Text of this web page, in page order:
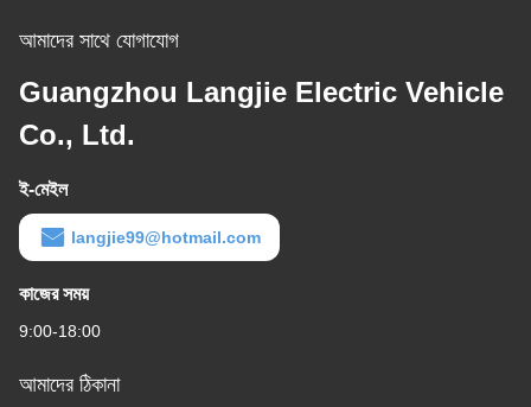
আমাদের সাথে যোগাযোগ
Guangzhou Langjie Electric Vehicle
Co., Ltd.
ই-মেইল
langjie99@hotmail.com
কাজের সময়
9:00-18:00
আমাদের ঠিকানা